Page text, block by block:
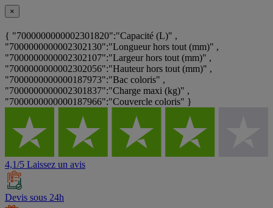
×
{ "7000000000002301820":"Capacité (L)" ,
"7000000000002302130":"Longueur hors tout (mm)" ,
"7000000000002302107":"Largeur hors tout (mm)" ,
"7000000000002302056":"Hauteur hors tout (mm)" ,
"7000000000000187973":"Bac coloris" ,
"7000000000002301837":"Charge maxi (kg)" ,
"7000000000000187966":"Couvercle coloris" }
4,1/5 Laissez un avis
Devis sous 24h